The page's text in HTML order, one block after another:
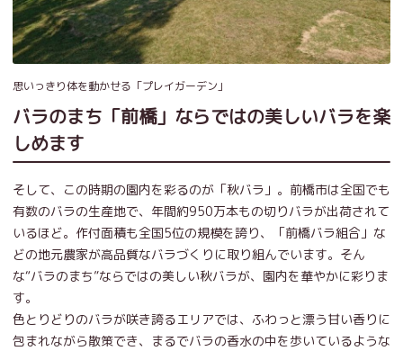
思いっきり体を動かせる「プレイガーデン」
バラのまち「前橋」ならではの美しいバラを楽
しめます
そして、この時期の園内を彩るのが「秋バラ」。前橋市は全国でも
有数のバラの生産地で、年間約950万本もの切りバラが出荷されて
いるほど。作付面積も全国5位の規模を誇り、「前橋バラ組合」な
どの地元農家が高品質なバラづくりに取り組んでいます。そん
な“バラのまち”ならではの美しい秋バラが、園内を華やかに彩りま
す。
色とりどりのバラが咲き誇るエリアでは、ふわっと漂う甘い香りに
包まれながら散策でき、まるでバラの香水の中を歩いているような